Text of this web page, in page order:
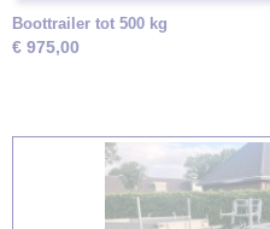
Boottrailer tot 500 kg
€ 975,00